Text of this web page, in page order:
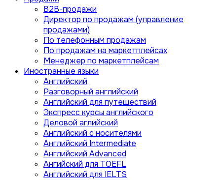
B2B-продажи
Директор по продажам (управление
продажами)
По телефонным продажам
По продажам на маркетплейсах
Менеджер по маркетплейсам
Иностранные языки
Английский
Разговорный английский
Английский для путешествий
Экспресс курсы английского
Деловой аглийский
Английский с носителями
Английский Intermediate
Английский Advanced
Ангийский для TOEFL
Английский для IELTS